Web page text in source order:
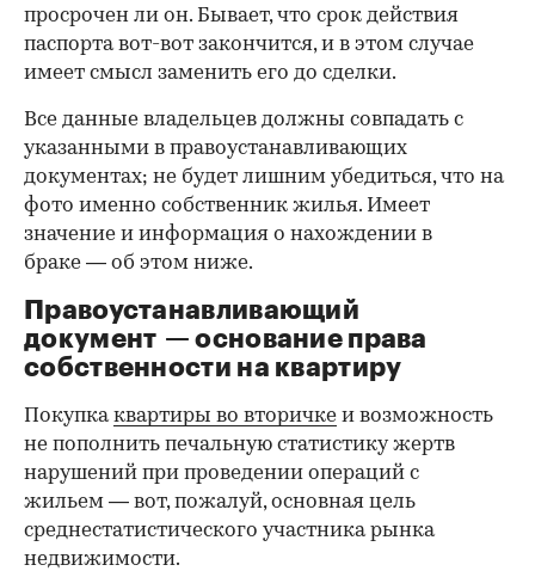
просрочен ли он. Бывает, что срок действия
паспорта вот-вот закончится, и в этом случае
имеет смысл заменить его до сделки.
00:00 / 00:00
Все данные владельцев должны совпадать с
указанными в правоустанавливающих
документах; не будет лишним убедиться, что на
фото именно собственник жилья. Имеет
значение и информация о нахождении в
браке — об этом ниже.
Правоустанавливающий
документ — основание права
собственности на квартиру
Покупкаквартиры во вторичке и возможность
не пополнить печальную статистику жертв
нарушений при проведении операций с
жильем — вот, пожалуй, основная цель
среднестатистического участника рынка
недвижимости.